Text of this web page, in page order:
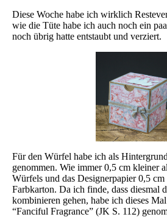
Diese Woche habe ich wirklich
wie die Tüte habe ich auch noch ein
noch übrig hatte entstaubt und verziert.
Für den Würfel habe ich als
genommen. Wie immer 0,5 cm kleiner
Würfels und das Designerpapier 0,5 cm
Farbkarton. Da ich finde, dass diesmal
kombinieren gehen, habe ich dieses
“Fanciful Fragrance” (JK S. 112)